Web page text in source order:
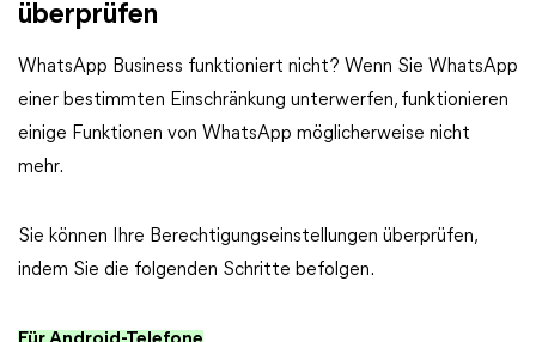
überprüfen
WhatsApp Business funktioniert nicht? Wenn Sie WhatsApp
einer bestimmten Einschränkung unterwerfen, funktionieren
einige Funktionen von WhatsApp möglicherweise nicht
mehr.
Sie können Ihre Berechtigungseinstellungen überprüfen,
indem Sie die folgenden Schritte befolgen.